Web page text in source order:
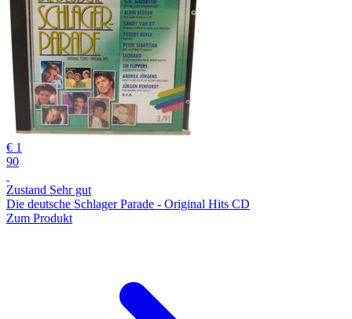
€ 1
90
Zustand Sehr gut
Die deutsche Schlager Parade - Original Hits CD
Zum Produkt